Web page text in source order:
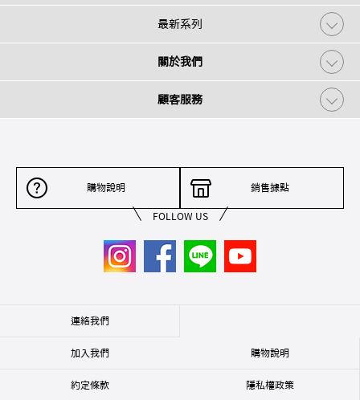
最新系列
關於我們
顧客服務
購物說明 銷售據點
FOLLOW US
連絡我們
加入我們 購物說明
約定條款 隱私權政策